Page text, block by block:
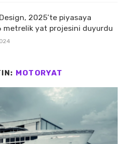
2025’te piyasaya
metrelik yat projesini duyurdu
MOTORYAT